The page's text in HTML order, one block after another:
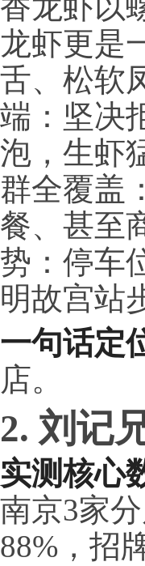
龙虾更是
舌、松软
端：坚决
泡，生虾
群全覆盖
餐、甚至
势：停车
明故宫站
一句话定
店。
2. 刘记
实测核心
南京3家
88%，招